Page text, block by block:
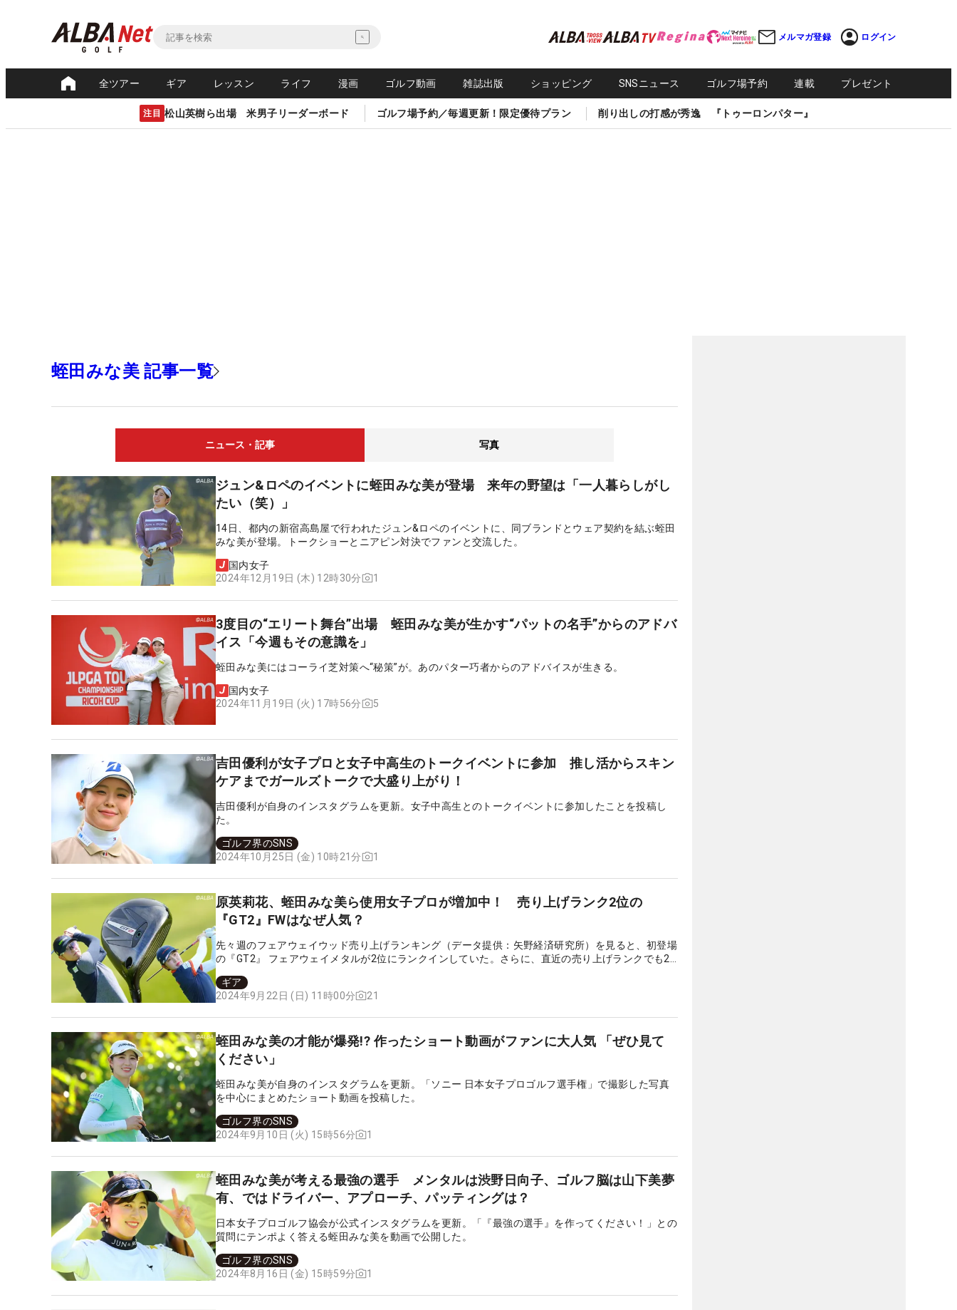
メルマガ登録 ログイン
全ツアー ギア レッスン ライフ 漫画 ゴルフ動画 雑誌出版 ショッピング SNSニュース ゴルフ場予約 連載 プレゼント
注目 松山英樹ら出場 米男子リーダーボード ゴルフ場予約／毎週更新！限定優待プラン 削り出しの打感が秀逸 『トゥーロンパター』
蛭田みな美 記事一覧
ニュース・記事 写真
ジュン&ロペのイベントに蛭田みな美が登場 来年の野望は「一人暮らしがし
たい（笑）」
14日、都内の新宿高島屋で行われたジュン&ロペのイベントに、同ブランドとウェア契約を結ぶ蛭田
みな美が登場。トークショーとニアピン対決でファンと交流した。
国内女子
2024年12月19日 (木) 12時30分
1
3度目の“エリート舞台”出場 蛭田みな美が生かす“パットの名手”からのアドバ
イス「今週もその意識を」
蛭田みな美にはコーライ芝対策へ“秘策”が。あのパター巧者からのアドバイスが生きる。
国内女子
2024年11月19日 (火) 17時56分
5
吉田優利が女子プロと女子中高生のトークイベントに参加 推し活からスキン
ケアまでガールズトークで大盛り上がり！
吉田優利が自身のインスタグラムを更新。女子中高生とのトークイベントに参加したことを投稿し
た。
ゴルフ界のSNS
2024年10月25日 (金) 10時21分
1
原英莉花、蛭田みな美ら使用女子プロが増加中！ 売り上げランク2位の
『GT2』FWはなぜ人気？
先々週のフェアウェイウッド売り上げランキング（データ提供：矢野経済研究所）を見ると、初登場
の『GT2』 フェアウェイメタルが2位にランクインしていた。さらに、直近の売り上げランクでも2
ているという。なぜ、女子プロにもアマチュアにも人気があるのかを調査してみた。
ギア
2024年9月22日 (日) 11時00分
21
蛭田みな美の才能が爆発!? 作ったショート動画がファンに大人気 「ぜひ見て
ください」
蛭田みな美が自身のインスタグラムを更新。「ソニー 日本女子プロゴルフ選手権」で撮影した写真
を中心にまとめたショート動画を投稿した。
ゴルフ界のSNS
2024年9月10日 (火) 15時56分
1
蛭田みな美が考える最強の選手 メンタルは渋野日向子、ゴルフ脳は山下美夢
有、ではドライバー、アプローチ、パッティングは？
日本女子プロゴルフ協会が公式インスタグラムを更新。「『最強の選手』を作ってください！」との
質問にテンポよく答える蛭田みな美を動画で公開した。
ゴルフ界のSNS
2024年8月16日 (金) 15時59分
1